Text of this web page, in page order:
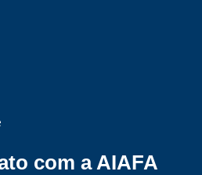
com a AIAFA